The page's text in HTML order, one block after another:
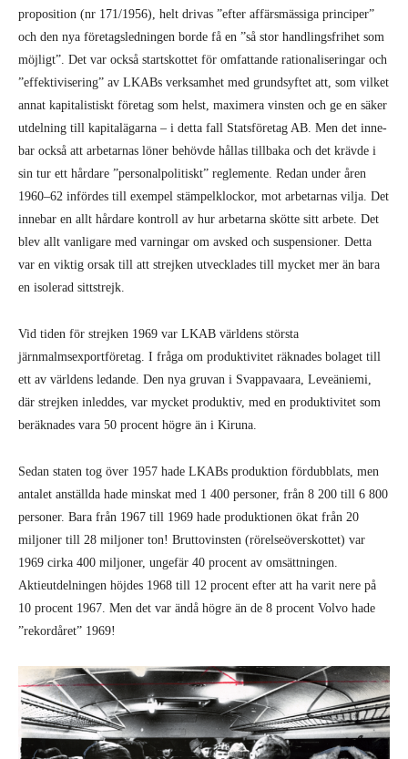
proposition (nr 171/1956), helt drivas ”efter affärsmässiga principer”
och den nya företagsledningen borde få en ”så stor handlingsfrihet som
möjligt”. Det var också startskottet för omfattande rationaliseringar och
”effek­tivisering” av LKABs verksamhet med grundsyftet att, som vilket
annat kapitalis­tiskt företag som helst, maximera vinsten och ge en säker
utdelning till kapitalägarna – i detta fall Statsföretag AB. Men det inne­
bar också att arbetarnas löner behövde hål­las tillbaka och det krävde i
sin tur ett hår­dare ”personalpolitiskt” reglemente. Redan under åren
1960–62 infördes till exempel stämpelklockor, mot arbetarnas vilja. Det
innebar en allt hårdare kontroll av hur arbetarna skötte sitt arbete. Det
blev allt vanligare med varningar om avsked och suspensioner. Detta
var en viktig orsak till att strejken utvecklades till mycket mer än bara
en isolerad sittstrejk.
Vid tiden för strejken 1969 var LKAB världens största
järnmalmsexportföretag. I fråga om produktivitet räknades bolaget till
ett av världens ledande. Den nya gru­van i Svappavaara, Leveäniemi,
där strej­ken inleddes, var mycket produktiv, med en produktivitet som
beräknades vara 50 procent högre än i Kiruna.
Sedan staten tog över 1957 hade LKABs produktion fördubblats, men
antalet anställda hade minskat med 1 400 perso­ner, från 8 200 till 6 800
personer. Bara från 1967 till 1969 hade produktionen ökat från 20
miljoner till 28 miljoner ton! Bruttovinsten (rörelseöverskottet) var
1969 cirka 400 miljoner, ungefär 40 pro­cent av omsättningen.
Aktieutdelningen höjdes 1968 till 12 procent efter att ha varit nere på
10 procent 1967. Men det var ändå högre än de 8 procent Volvo hade
”rekordåret” 1969!